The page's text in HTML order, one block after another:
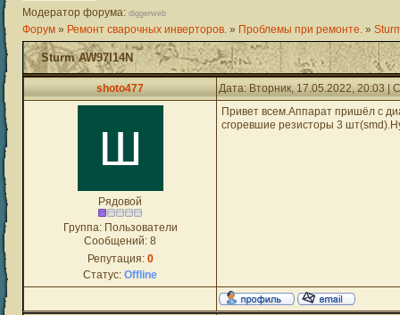
Модератор форума: diggerweb
Форум » Ремонт сварочных инверторов. » Проблемы при ремонте. »
Sturm AW97I14N
shoto477 Дата: Вторник, 17.05.2022, 20:03 |
Рядовой
Группа: Пользователи
Сообщений: 8
Репутация: 0
Статус: Offline
Привет всем.Аппарат пришёл с
сгоревшие резисторы 3